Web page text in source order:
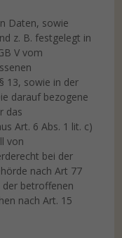
Daten, sowie
z. B. festgelegt in
V vom
13, sowie in der
darauf bezogene
das
Art. 6 Abs. 1 lit. c)
von
bei der
nach Art 77
der betroffenen
nach Art. 15